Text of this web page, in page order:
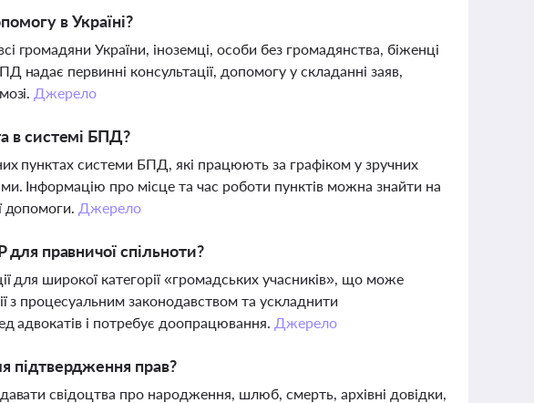
в Україні?
громадяни України, іноземці, особи без громадянства, біженці
первинні консультації, допомогу у складанні заяв,
Джерело
в системі БПД?
пунктах системи БПД, які працюють за графіком у зручних
Інформацію про місце та час роботи пунктів можна знайти на
допомоги. Джерело
правничої спільноти?
для широкої категорії «громадських учасників», що може
з процесуальним законодавством та ускладнити
адвокатів і потребує доопрацювання. Джерело
підтвердження прав?
свідоцтва про народження, шлюб, смерть, архівні довідки,